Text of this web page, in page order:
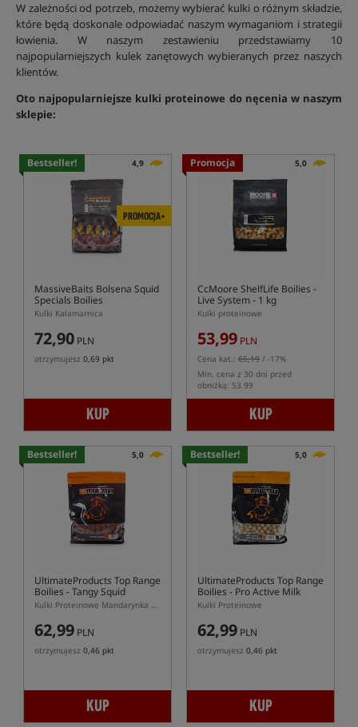
W zależności od potrzeb, możemy wybierać kulki o różnym składzie,
które będą doskonale odpowiadać naszym wymaganiom i strategii
łowienia. W naszym zestawieniu przedstawiamy 10
najpopularniejszych kulek zanętowych wybieranych przez naszych
klientów.
Oto najpopularniejsze kulki proteinowe do nęcenia w naszym
sklepie:
Bestseller! 4,9
PROMOCJA+
MassiveBaits Bolsena Squid
Specials Boilies
Kulki Kałamarnica
72,90 PLN
otrzymujesz 0,69 pkt
KUP
Promocja 5,0
CcMoore ShelfLife Boilies -
Live System - 1 kg
Kulki proteinowe
53,99 PLN
Cena kat.: 65,19 / -17%
Min. cena z 30 dni przed
obniżką: 53.99
KUP
Bestseller! 5,0
UltimateProducts Top Range
Boilies - Tangy Squid
Kulki Proteinowe Mandarynka Kałamarnica
62,99 PLN
otrzymujesz 0,46 pkt
KUP
Bestseller! 5,0
UltimateProducts Top Range
Boilies - Pro Active Milk
Protein
Kulki Proteinowe
62,99 PLN
otrzymujesz 0,46 pkt
KUP